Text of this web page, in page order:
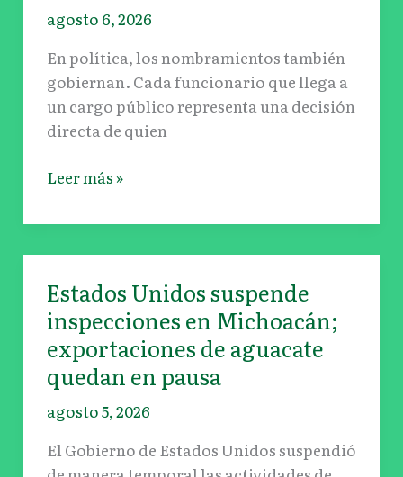
agosto 6, 2026
En política, los nombramientos también
gobiernan. Cada funcionario que llega a
un cargo público representa una decisión
directa de quien
la
crisis
del
agua
en
Leer más »
Estados Unidos suspende
inspecciones en Michoacán;
exportaciones de aguacate
quedan en pausa
agosto 5, 2026
El Gobierno de Estados Unidos suspendió
Estados
Unidos
suspende
inspecciones
en
Michoacán;
de